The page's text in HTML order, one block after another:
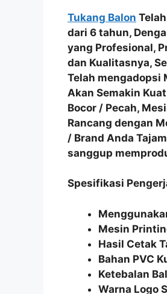
Tukang Balon
dari 6 tahun,
yang Profesional,
dan Kualitasnya,
Telah mengadopsi
Akan Semakin
Bocor / Pecah,
Rancang dengan
/ Brand Anda
sanggup
Spesifikasi
Mesin
Hasil Cetak
Bahan PVC
Ketebalan
Warna Logo